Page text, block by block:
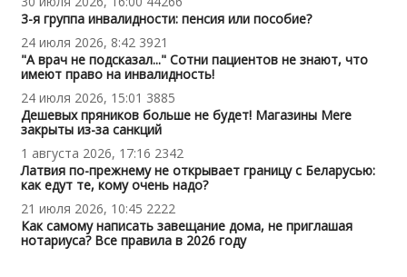
3-я группа инвалидности: пенсия или пособие?
24 июля 2026, 8:42 3921
"А врач не подсказал..." Сотни пациентов не знают, что
имеют право на инвалидность!
24 июля 2026, 15:01 3885
Дешевых пряников больше не будет! Магазины Mere
закрыты из-за санкций
1 августа 2026, 17:16 2342
Латвия по-прежнему не открывает границу с Беларусью:
как едут те, кому очень надо?
21 июля 2026, 10:45 2222
Как самому написать завещание дома, не приглашая
нотариуса? Все правила в 2026 году